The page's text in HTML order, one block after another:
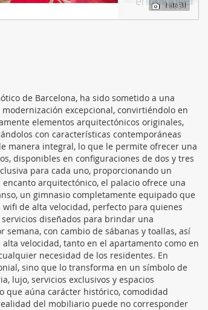
1de 31
de Barcelona, ha sido sometido a una
excepcional, convirtiéndolo en
elementos arquitectónicos originales,
con características contemporáneas
manera integral, lo que le permite ofrecer una
disponibles en configuraciones de dos y tres
para cada uno, proporcionando un
arquitectónico, el palacio ofrece una
un gimnasio completamente equipado que
de alta velocidad, perfecto para quienes
diseñados para brindar una
con cambio de sábanas y toallas, así
alta velocidad, tanto en el apartamento como en
necesidad de los residentes. En
sino que lo transforma en un símbolo de
lujo, servicios exclusivos y espacios
que aúna carácter histórico, comodidad
del mobiliario puede no corresponder